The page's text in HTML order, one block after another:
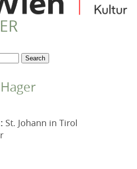
VEREIN
Musil Gedenkraum
TEXTE
St. Johann in Tirol